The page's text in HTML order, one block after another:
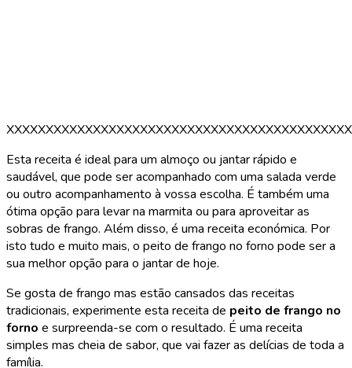
Esta receita é ideal para um almoço ou jantar rápido e
saudável, que pode ser acompanhado com uma salada verde
ou outro acompanhamento à vossa escolha. É também uma
ótima opção para levar na marmita ou para aproveitar as
sobras de frango. Além disso, é uma receita económica. Por
isto tudo e muito mais, o peito de frango no forno pode ser a
sua melhor opção para o jantar de hoje.
Se gosta de frango mas estão cansados das receitas
tradicionais, experimente esta receita de peito de frango no
forno e surpreenda-se com o resultado. É uma receita
simples mas cheia de sabor, que vai fazer as delícias de toda a
família.